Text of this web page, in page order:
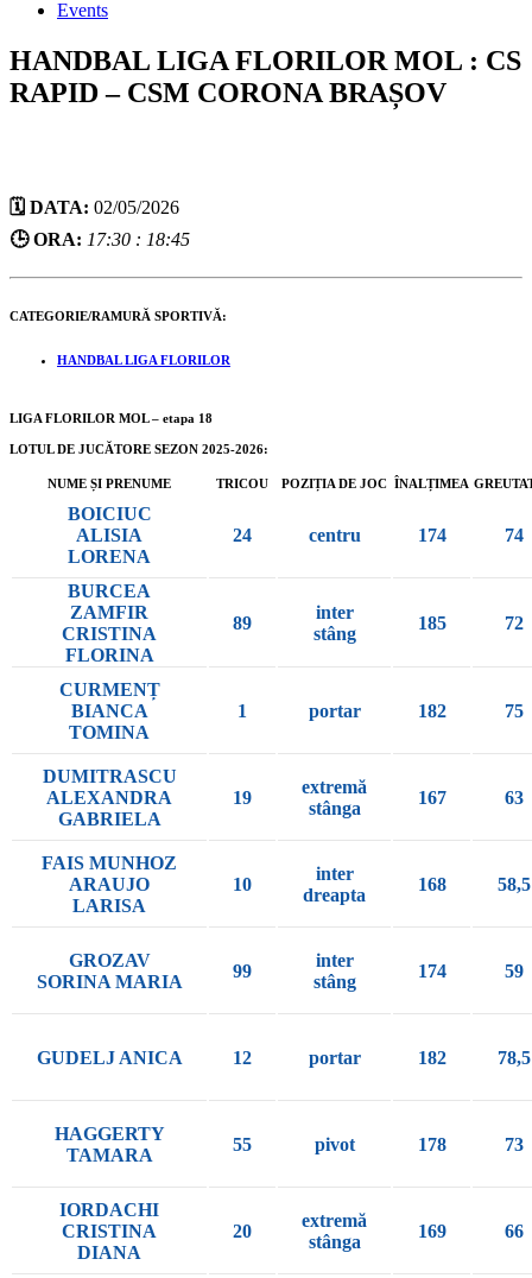
Events
HANDBAL LIGA FLORILOR MOL : CS
RAPID – CSM CORONA BRAȘOV
🗓️ DATA: 02/05/2026
🕒 ORA: 17:30 : 18:45
CATEGORIE/RAMURĂ SPORTIVĂ:
HANDBAL LIGA FLORILOR
LIGA FLORILOR MOL – etapa 18
LOTUL DE JUCĂTORE SEZON 2025-2026:
NUME ȘI PRENUME TRICOU POZIȚIA DE JOC ÎNALȚIMEA
BOICIUC
ALISIA
LORENA
24 centru 174 74
BURCEA
ZAMFIR
CRISTINA
FLORINA
89
inter
stâng
185 72
CURMENȚ
BIANCA
TOMINA
1 portar 182 75
DUMITRASCU
ALEXANDRA
GABRIELA
19
extremă
stânga
167 63
FAIS MUNHOZ
ARAUJO
LARISA
10
inter
dreapta
168 58,5
GROZAV
SORINA MARIA
99
inter
stâng
174 59
GUDELJ ANICA 12 portar 182 78,5
HAGGERTY
TAMARA
55 pivot 178 73
IORDACHI
CRISTINA
DIANA
20
extremă
stânga
169 66